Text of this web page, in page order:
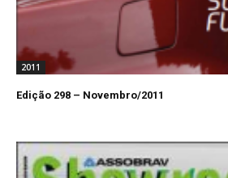
2011
Edição 298 – Novembro/2011